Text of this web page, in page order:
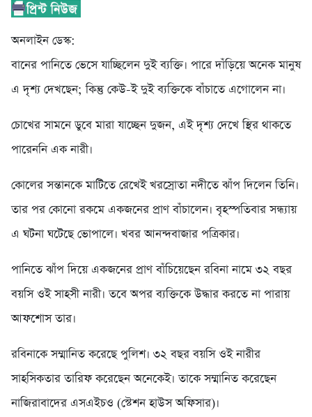
অনলাইন ডেস্ক:
বানের পানিতে ভেসে যাচ্ছিলেন দুই ব্যক্তি। পারে দাঁড়িয়ে অনেক মানুষ
এ দৃশ্য দেখছেন; কিন্তু কেউ-ই দুই ব্যক্তিকে বাঁচাতে এগোলেন না।
চোখের সামনে ডুবে মারা যাচ্ছেন দুজন, এই দৃশ্য দেখে স্থির থাকতে
পারেননি এক নারী।
কোলের সন্তানকে মাটিতে রেখেই খরস্রোতা নদীতে ঝাঁপ দিলেন তিনি।
তার পর কোনো রকমে একজনের প্রাণ বাঁচালেন। বৃহস্পতিবার সন্ধ্যায়
এ ঘটনা ঘটেছে ভোপালে। খবর আনন্দবাজার পত্রিকার।
পানিতে ঝাঁপ দিয়ে একজনের প্রাণ বাঁচিয়েছেন রবিনা নামে ৩২ বছর
বয়সি ওই সাহসী নারী। তবে অপর ব্যক্তিকে উদ্ধার করতে না পারায়
আফশোস তার।
রবিনাকে সম্মানিত করেছে পুলিশ। ৩২ বছর বয়সি ওই নারীর
সাহসিকতার তারিফ করেছেন অনেকেই। তাকে সম্মানিত করেছেন
নাজিরাবাদের এসএইচও (স্টেশন হাউস অফিসার)।